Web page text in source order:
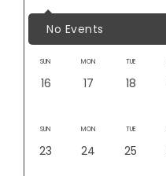
No Events
SUN
16
MON
17
TUE
18
SUN
23
MON
24
TUE
25